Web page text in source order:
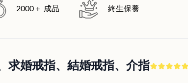
2000＋ 成品 終生保養
求婚戒指、結婚戒指、介指